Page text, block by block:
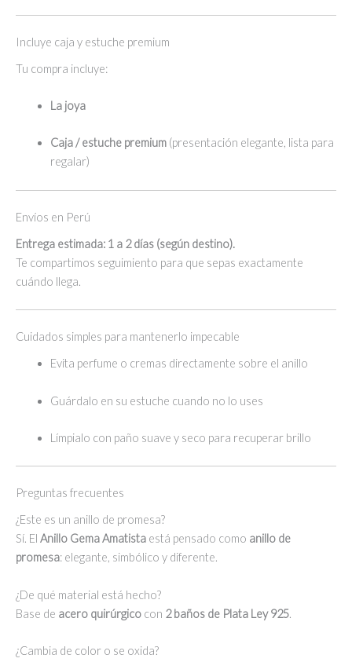
Incluye caja y estuche premium
Tu compra incluye:
La joya
Caja / estuche premium(presentación elegante, lista para
regalar)
Envíos en Perú
Entrega estimada: 1 a 2 días (según destino).
Te compartimos seguimiento para que sepas exactamente
cuándo llega.
Cuidados simples para mantenerlo impecable
Evita perfume o cremas directamente sobre el anillo
Guárdalo en su estuche cuando no lo uses
Límpialo con paño suave y seco para recuperar brillo
Preguntas frecuentes
¿Este es un anillo de promesa?
Sí. El Anillo Gema Amatista está pensado como anillo de
promesa: elegante, simbólico y diferente.
¿De qué material está hecho?
Base de acero quirúrgico con 2 baños de Plata Ley 925.
¿Cambia de color o se oxida?